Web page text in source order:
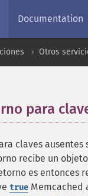
Documentation
Otros
para
claves
recibe un
es entonces
true Memcached